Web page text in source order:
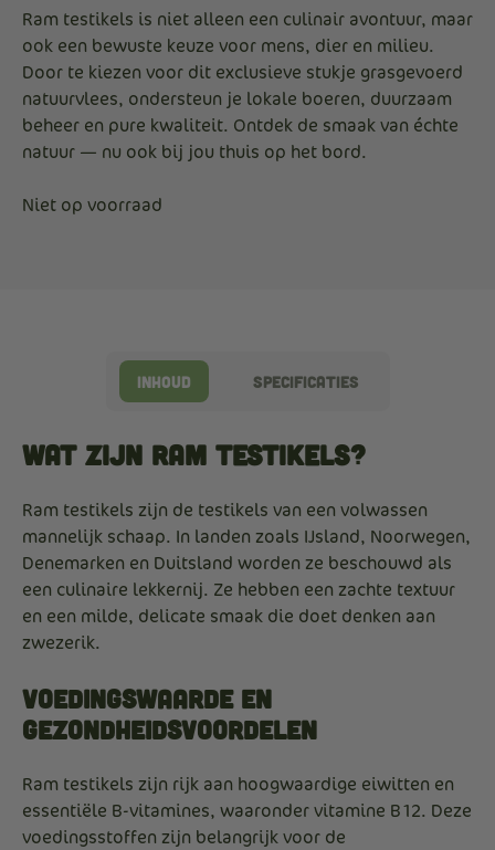
Ram testikels is niet alleen een culinair avontuur, maar
ook een bewuste keuze voor mens, dier en milieu.
Door te kiezen voor dit exclusieve stukje grasgevoerd
natuurvlees, ondersteun je lokale boeren, duurzaam
beheer en pure kwaliteit. Ontdek de smaak van échte
natuur — nu ook bij jou thuis op het bord.
Niet op voorraad
Inhoud Specificaties
Wat Zijn Ram Testikels?
Ram testikels zijn de testikels van een volwassen
mannelijk schaap. In landen zoals IJsland, Noorwegen,
Denemarken en Duitsland worden ze beschouwd als
een culinaire lekkernij. Ze hebben een zachte textuur
en een milde, delicate smaak die doet denken aan
zwezerik.
Voedingswaarde en
Gezondheidsvoordelen
Ram testikels zijn rijk aan hoogwaardige eiwitten en
essentiële B-vitamines, waaronder vitamine B12. Deze
voedingsstoffen zijn belangrijk voor de